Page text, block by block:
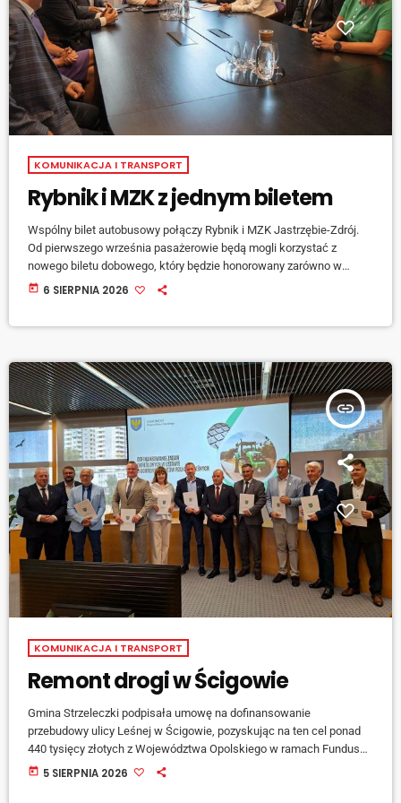
KOMUNIKACJA I TRANSPORT
Rybnik i MZK z jednym biletem
Wspólny bilet autobusowy połączy Rybnik i MZK Jastrzębie-Zdrój.
Od pierwszego września pasażerowie będą mogli korzystać z
nowego biletu dobowego, który będzie honorowany zarówno w
autobusach komunikacji miejskiej w Rybniku, jak i Międzygminnego
ułatwić podróżowanie między miastami, zachęcić mieszkańców […]
today 6 SIERPNIA 2026
insert_link
KOMUNIKACJA I TRANSPORT
Remont drogi w Ścigowie
Gmina Strzeleczki podpisała umowę na dofinansowanie
przebudowy ulicy Leśnej w Ścigowie, pozyskując na ten cel ponad
440 tysięcy złotych z Województwa Opolskiego w ramach Funduszu
Ochrony Gruntów Rolnych. Całkowita wartość zadania szacowana
today 5 SIERPNIA 2026